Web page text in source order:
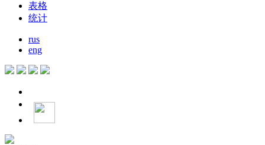
表格
统计
rus
eng